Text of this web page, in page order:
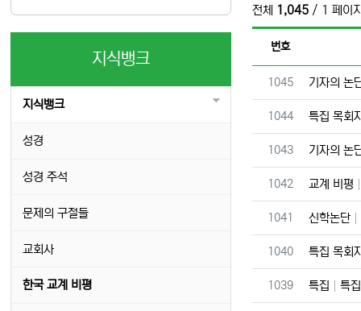
전체 1,045 / 1 페이
번호
번호
1045 기자의 논
번호
1044 특집 목회
번호
1043 기자의 논
번호
1042 교계 비평
번호
1041 신학논단
번호
1040 특집 목회
번호
1039 특집 특
지식뱅크
지식뱅크
성경
성경 주석
문제의 구절들
교회사
한국 교계 비평